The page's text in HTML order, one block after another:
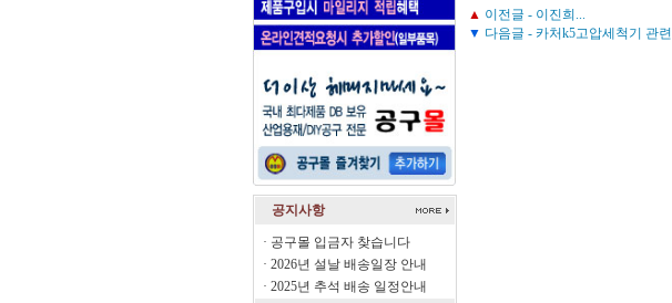
공지사항
· 공구몰 입금자 찾습니다
· 2026년 설날 배송일장 안내
· 2025년 추석 배송 일정안내
▲ 이전글 - 이진희...
▼ 다음글 - 카처k5고압세척기 관